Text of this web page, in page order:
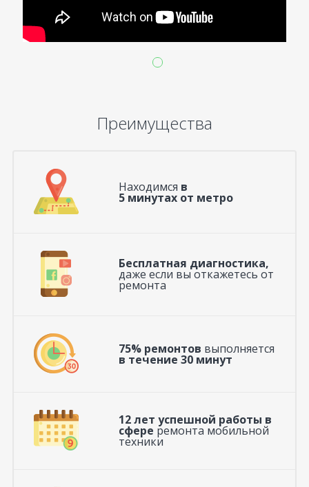
Преимущества
Находимся в
5 минутах от метро
Бесплатная диагностика,
даже если вы откажетесь от
ремонта
75% ремонтов выполняется
в течение 30 минут
12 лет успешной работы в
сфере ремонта мобильной
техники